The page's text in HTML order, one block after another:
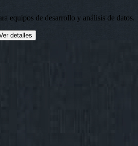
equipos de desarrollo y análisis de datos.
detalles